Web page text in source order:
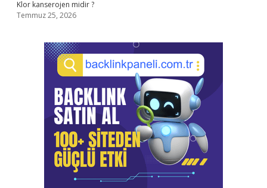
Klor kanserojen midir ?
Temmuz 25, 2026